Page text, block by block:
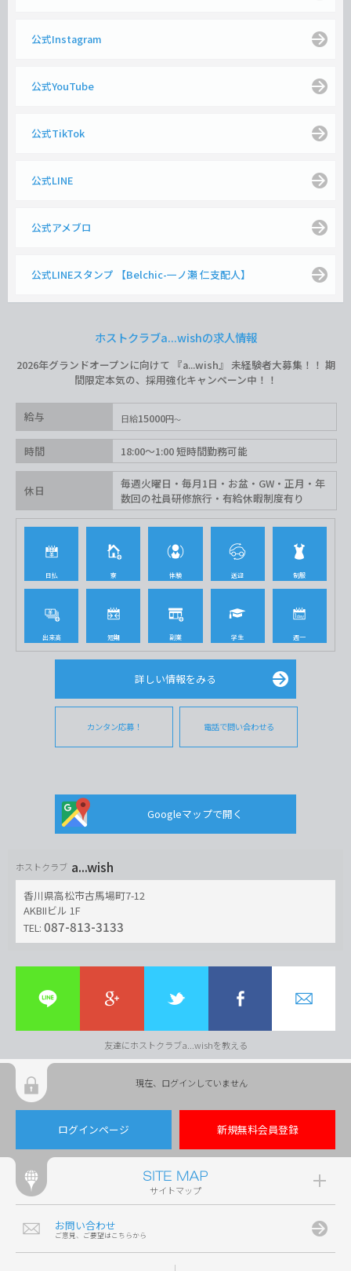
公式Instagram
公式YouTube
公式TikTok
公式LINE
公式アメブロ
公式LINEスタンプ 【Belchic-一ノ瀬 仁支配人】
ホストクラブa...wishの求人情報
2026年グランドオープンに向けて 『a...wish』 未経験者大募集！！ 期
間限定本気の、採用強化キャンペーン中！！
給与 日給15000円
時間 18:00〜1:00 短時間勤務可能
休日
毎週火曜日・毎月1日・お盆・GW・正月・年
数回の社員研修旅行・有給休暇制度有り
日払 寮 体験 送迎 制服
出来高 短期 副業 学生 週一
詳しい情報をみる
カンタン応募！ 電話で問い合わせる
Googleマップで開く
ホストクラブ a...wish
香川県高松市古馬場町7-12
AKBIIビル 1F
TEL: 087-813-3133
友達にホストクラブa...wishを教える
現在、ログインしていません
ログインページ 新規無料会員登録
サイトマップ
お問い合わせ
ご意見、ご要望はこちらから